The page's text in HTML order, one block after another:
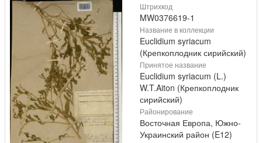
Штрихкод
MW0376619-1
Название в коллекции
Euclidium syriacum
(Крепкоплодник сирийский)
Принятое название
Euclidium syriacum (L.)
W.T.Aiton (Крепкоплодник
сирийский)
Районирование
Восточная Европа, Южно-
Украинский район (E12)